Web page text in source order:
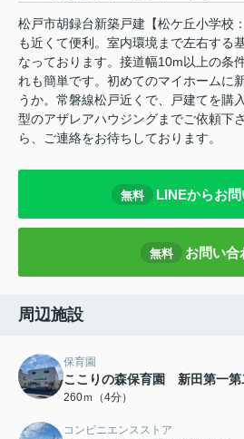
松戸市胡録台新築戸建【松ケ丘小学校
も近くて便利。室内環境まで左右する
なっております。接道幅10m以上の条
れも簡単です。初めてのマイホームに
うか。常磐線松戸近くで、戸建てを購
型のアザレアハウジングまでご依頼下
ら、ご連絡をお待ちしております。
無料 LINEからお
無料 お問い合
周辺施設
保育園
ここりの森保育園 新田第一第
260ｍ（4分）
コンビニエンスストア